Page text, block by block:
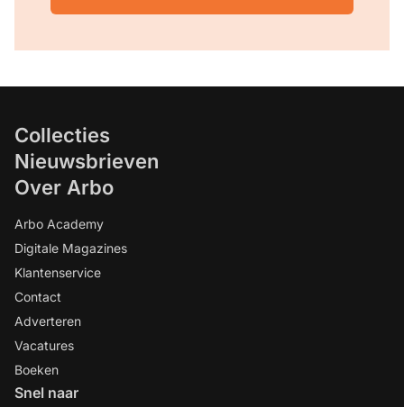
Collecties
Nieuwsbrieven
Over Arbo
Arbo Academy
Digitale Magazines
Klantenservice
Contact
Adverteren
Vacatures
Boeken
Snel naar